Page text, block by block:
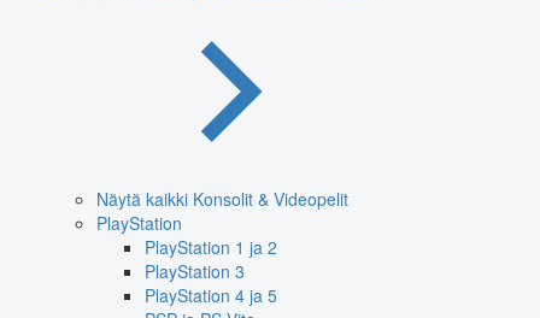
Näytä kaikki Konsolit & Videopelit
PlayStation
PlayStation 1 ja 2
PlayStation 3
PlayStation 4 ja 5